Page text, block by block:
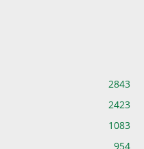
2843
2423
1083
954